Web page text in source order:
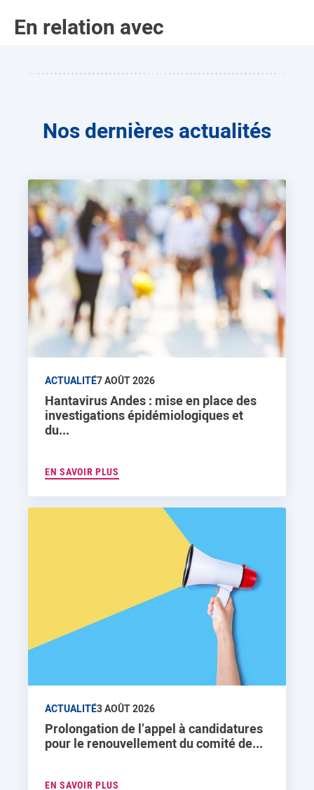
En relation avec
Nos dernières actualités
ACTUALITÉ7 AOÛT 2026
Hantavirus Andes : mise en place des
investigations épidémiologiques et
du...
EN SAVOIR PLUS
ACTUALITÉ3 AOÛT 2026
Prolongation de l’appel à candidatures
pour le renouvellement du comité de...
EN SAVOIR PLUS